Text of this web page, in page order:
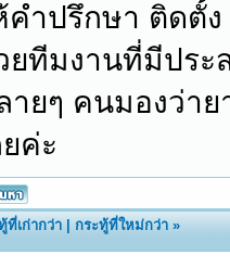
คำปรึกษา ติดตั้
ยทีมงานที่มีประ
ายๆ คนมองว่าย
ยค่ะ
ที่เก่ากว่า |กระทู้ที่ใหม่กว่า »